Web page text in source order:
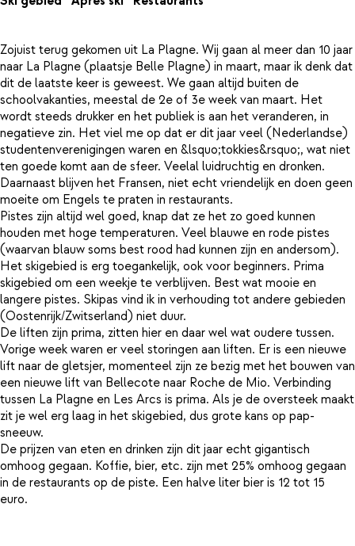
Zojuist terug gekomen uit La Plagne. Wij gaan al meer dan 10 jaar
naar La Plagne (plaatsje Belle Plagne) in maart, maar ik denk dat
dit de laatste keer is geweest. We gaan altijd buiten de
schoolvakanties, meestal de 2e of 3e week van maart. Het
wordt steeds drukker en het publiek is aan het veranderen, in
negatieve zin. Het viel me op dat er dit jaar veel (Nederlandse)
studentenverenigingen waren en &lsquo;tokkies&rsquo;, wat niet
ten goede komt aan de sfeer. Veelal luidruchtig en dronken.
Daarnaast blijven het Fransen, niet echt vriendelijk en doen geen
moeite om Engels te praten in restaurants.
Pistes zijn altijd wel goed, knap dat ze het zo goed kunnen
houden met hoge temperaturen. Veel blauwe en rode pistes
(waarvan blauw soms best rood had kunnen zijn en andersom).
Het skigebied is erg toegankelijk, ook voor beginners. Prima
skigebied om een weekje te verblijven. Best wat mooie en
langere pistes. Skipas vind ik in verhouding tot andere gebieden
(Oostenrijk/Zwitserland) niet duur.
De liften zijn prima, zitten hier en daar wel wat oudere tussen.
Vorige week waren er veel storingen aan liften. Er is een nieuwe
lift naar de gletsjer, momenteel zijn ze bezig met het bouwen van
een nieuwe lift van Bellecote naar Roche de Mio. Verbinding
tussen La Plagne en Les Arcs is prima. Als je de oversteek maakt
zit je wel erg laag in het skigebied, dus grote kans op pap-
sneeuw.
De prijzen van eten en drinken zijn dit jaar echt gigantisch
omhoog gegaan. Koffie, bier, etc. zijn met 25% omhoog gegaan
in de restaurants op de piste. Een halve liter bier is 12 tot 15
euro.